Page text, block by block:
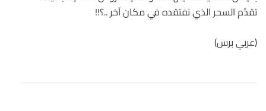
تقدّم السحر الذي نفتقده في مكان آخر ..؟!!
(عربي برس)